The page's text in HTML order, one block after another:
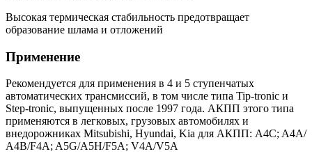
Высокая термическая стабильность предотвращает
образование шлама и отложений
Применение
Рекомендуется для применения в 4 и 5 ступенчатых
автоматических трансмиссий, в том числе типа Tip-tronic и
Step-tronic, выпущенных после 1997 года. АКПП этого типа
применяются в легковых, грузовых автомобилях и
внедорожниках Mitsubishi, Hyundai, Kia для АКПП: A4C; A4A/
А4В/F4A; A5G/A5H/F5A; V4A/V5A